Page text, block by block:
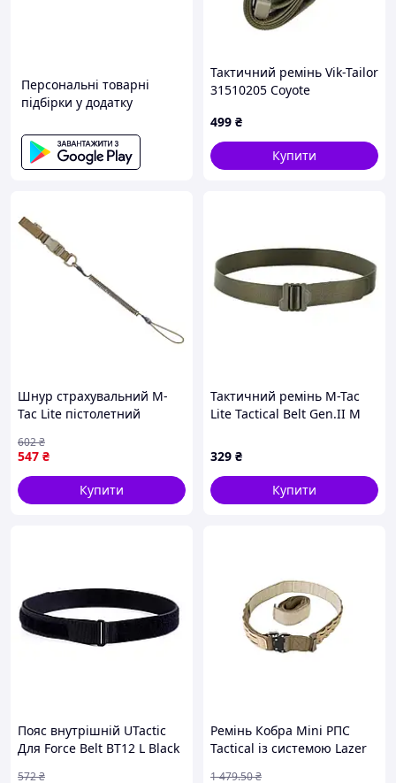
Персональні товарні
підбірки у додатку
Тактичний ремінь Vik-Tailor
31510205 Coyote
499 ₴
Купити
Шнур страхувальний M-
Tac Lite пістолетний
фастексом койот 5143-DS
547 ₴
602₴
Купити
Тактичний ремінь M-Tac
Lite Tactical Belt Gen.II M
329 ₴
Купити
Пояс внутрішній UTactic
Для Force Belt BT12 L Black
572₴
Ремінь Кобра Mini PПС
Tactical із системою Lazer
1 479.50₴